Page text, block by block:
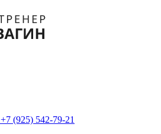
+7 (925) 542-79-21